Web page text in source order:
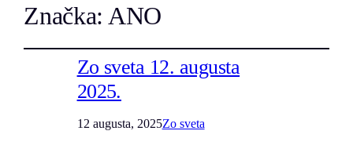
Značka: ANO
Zo sveta 12. augusta
2025.
12 augusta, 2025Zo sveta